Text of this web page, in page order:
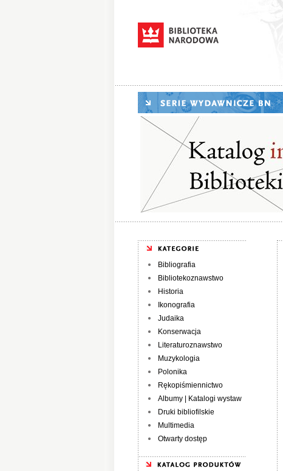
Bibliografia
Bibliotekoznawstwo
Historia
Ikonografia
Judaika
Konserwacja
Literaturoznawstwo
Muzykologia
Polonika
Rękopiśmiennictwo
Albumy | Katalogi wystaw
Druki bibliofilskie
Multimedia
Otwarty dostęp